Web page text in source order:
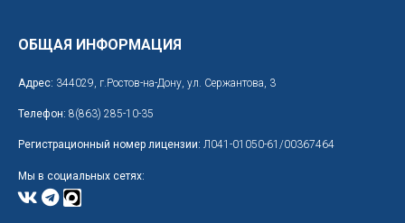
ОБЩАЯ ИНФОРМАЦИЯ
Адрес: 344029, г.Ростов-на-Дону, ул. Сержантова, 3
Телефон: 8(863) 285-10-35
Регистрационный номер лицензии: Л041-01050-61/00367464
Мы в социальных сетях: